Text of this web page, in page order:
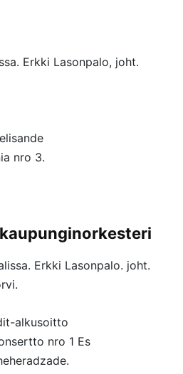
Erkki Lasonpalo, joht.
nro 3.
Erkki Lasonpalo. joht.
alkusoitto
nro 1 Es